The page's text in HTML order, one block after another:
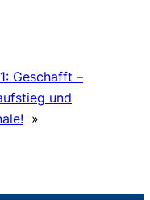
Geschafft –
und
»